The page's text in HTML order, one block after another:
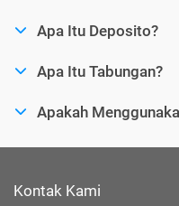
Apa Itu Deposito?
Apa Itu Tabungan?
Apakah
Kontak Kami